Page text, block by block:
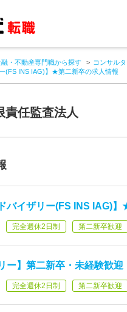
・不動産専門職から探す コンサル
(FS INS IAG)】★第二新卒の求人情報
任監査法人
バイザリー(FS INS IAG)
完全週休2日制 第二新卒歓迎
ー】第二新卒・未経験歓迎
完全週休2日制 第二新卒歓迎